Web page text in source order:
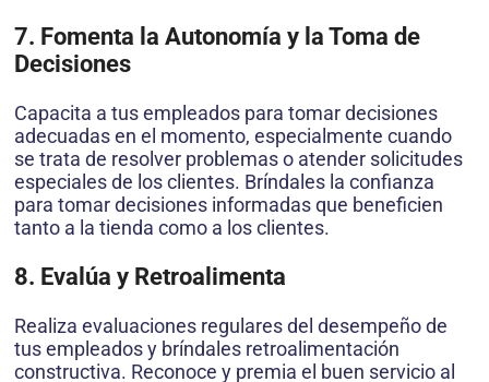
7. Fomenta la Autonomía y la Toma de
Decisiones
Capacita a tus empleados para tomar decisiones
adecuadas en el momento, especialmente cuando
se trata de resolver problemas o atender solicitudes
especiales de los clientes. Bríndales la confianza
para tomar decisiones informadas que beneficien
tanto a la tienda como a los clientes.
8. Evalúa y Retroalimenta
Realiza evaluaciones regulares del desempeño de
tus empleados y bríndales retroalimentación
constructiva. Reconoce y premia el buen servicio al